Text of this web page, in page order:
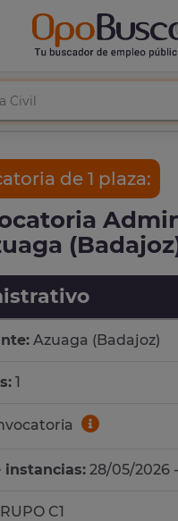
de 1 plaza:
Azuaga (Badajoz)
1
instancias: 28/05/2026
C1